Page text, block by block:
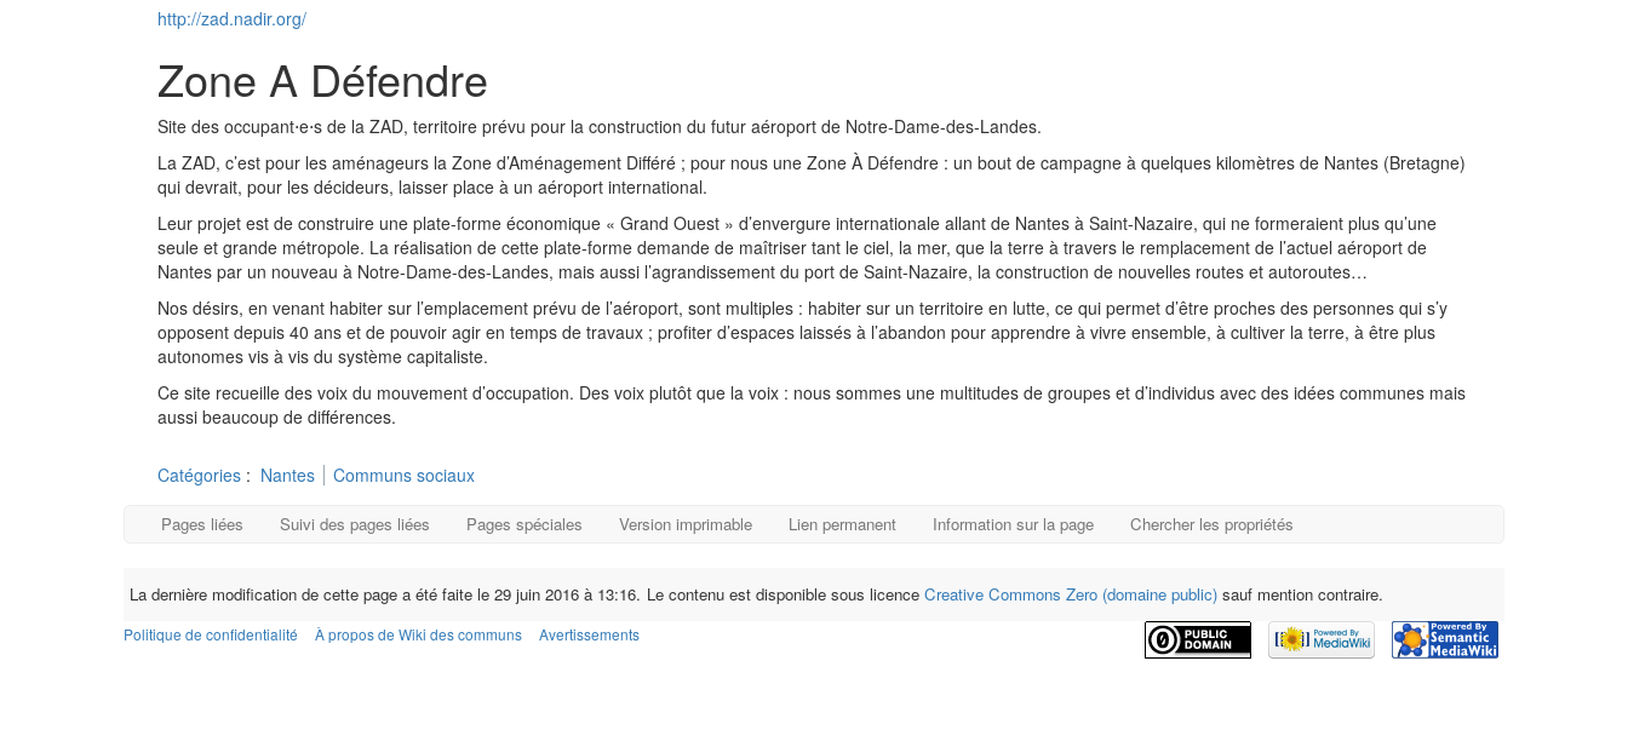
http://zad.nadir.org/
Zone A Défendre
Site des occupant⋅e⋅s de la ZAD, territoire prévu pour la construction du futur aéroport de Notre-Dame-des-Landes.
La ZAD, c’est pour les aménageurs la Zone d’Aménagement Différé ; pour nous une Zone À Défendre : un bout de campagne à quelques kilomètres de Nantes (Bretagne)
qui devrait, pour les décideurs, laisser place à un aéroport international.
Leur projet est de construire une plate-forme économique « Grand Ouest » d’envergure internationale allant de Nantes à Saint-Nazaire, qui ne formeraient plus qu’une
seule et grande métropole. La réalisation de cette plate-forme demande de maîtriser tant le ciel, la mer, que la terre à travers le remplacement de l’actuel aéroport de
Nantes par un nouveau à Notre-Dame-des-Landes, mais aussi l’agrandissement du port de Saint-Nazaire, la construction de nouvelles routes et autoroutes…
Nos désirs, en venant habiter sur l’emplacement prévu de l’aéroport, sont multiples : habiter sur un territoire en lutte, ce qui permet d’être proches des personnes qui s’y
opposent depuis 40 ans et de pouvoir agir en temps de travaux ; profiter d’espaces laissés à l’abandon pour apprendre à vivre ensemble, à cultiver la terre, à être plus
autonomes vis à vis du système capitaliste.
Ce site recueille des voix du mouvement d’occupation. Des voix plutôt que la voix : nous sommes une multitudes de groupes et d’individus avec des idées communes mais
aussi beaucoup de différences.
Catégories : Nantes Communs sociaux
Pages liées Suivi des pages liées Pages spéciales Version imprimable Lien permanent Information sur la page Chercher les propriétés
La dernière modification de cette page a été faite le 29 juin 2016 à 13:16. Le contenu est disponible sous licence Creative Commons Zero (domaine public) sauf mention contraire.
Politique de confidentialité À propos de Wiki des communs Avertissements